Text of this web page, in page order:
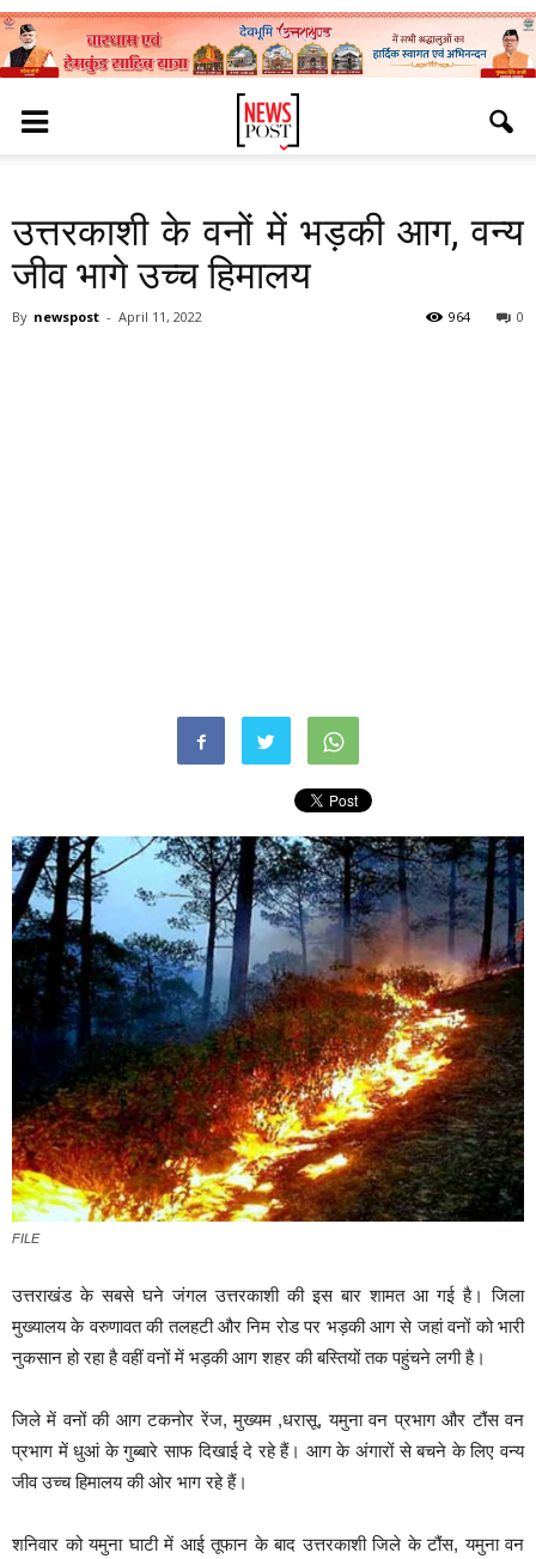
उत्तरकाशी के वनों में भड़की आग, वन्य
जीव भागे उच्च हिमालय
By newspost - April 11, 2022 0
964
FILE
उत्तराखंड के सबसे घने जंगल उत्तरकाशी की इस बार शामत आ गई है। जिला
मुख्यालय के वरुणावत की तलहटी और निम रोड पर भड़की आग से जहां वनों को भारी
नुकसान हो रहा है वहीं वनों में भड़की आग शहर की बस्तियों तक पहुंचने लगी है।
जिले में वनों की आग टकनोर रेंज, मुख्यम ,धरासू, यमुना वन प्रभाग और टौंस वन
प्रभाग में धुआं के गुब्बारे साफ दिखाई दे रहे हैं। आग के अंगारों से बचने के लिए वन्य
जीव उच्च हिमालय की ओर भाग रहे हैं।
शनिवार को यमुना घाटी में आई तूफान के बाद उत्तरकाशी जिले के टौंस, यमुना वन